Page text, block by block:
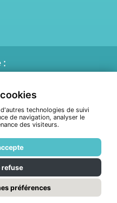
technologies de suivi
de navigation, analyser le
des visiteurs.
refuse
préférences
:
ETHNA